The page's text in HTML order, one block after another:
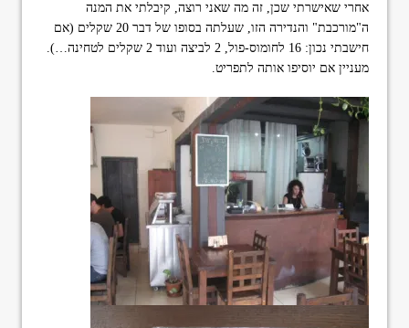
אחרי שאישרתי שכן, זה מה שאני רוצה, קיבלתי את המנה
ה"מורכבת" והנדירה הזו, שעלתה בסופו של דבר 20 שקלים (אם
חישבתי נכון: 16 לחומוס-פול, 2 לביצה ועוד 2 שקלים לטחינה…).
מעניין אם יוסיפו אותה לתפריט.